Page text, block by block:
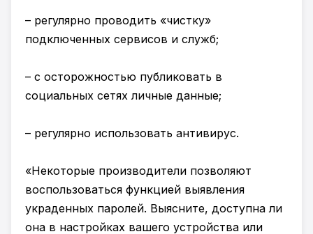
– регулярно проводить «чистку»
подключенных сервисов и служб;
– с осторожностью публиковать в
социальных сетях личные данные;
– регулярно использовать антивирус.
«Некоторые производители позволяют
воспользоваться функцией выявления
украденных паролей. Выясните, доступна ли
она в настройках вашего устройства или